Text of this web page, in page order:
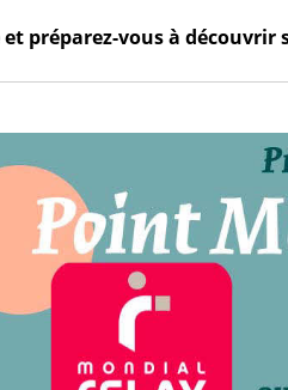
vous à découvrir